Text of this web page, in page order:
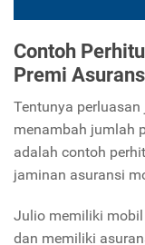
Contoh
Premi
Tentunya
menambah jumlah
adalah contoh
jaminan asuransi
Julio memiliki mobil
dan memiliki